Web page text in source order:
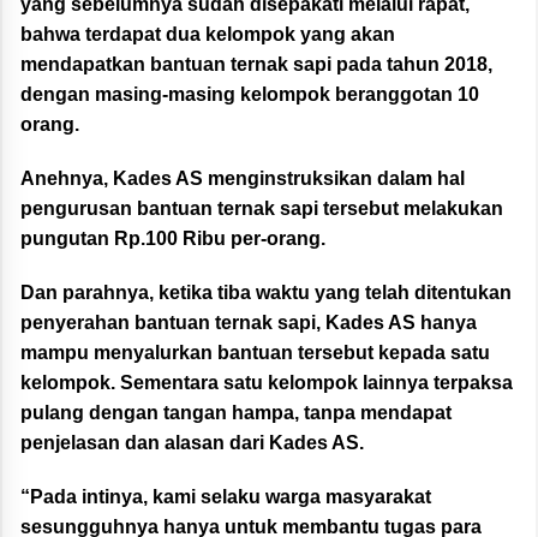
yang sebelumnya sudah disepakati melalui rapat,
bahwa terdapat dua kelompok yang akan
mendapatkan bantuan ternak sapi pada tahun 2018,
dengan masing-masing kelompok beranggotan 10
orang.
Anehnya, Kades AS menginstruksikan dalam hal
pengurusan bantuan ternak sapi tersebut melakukan
pungutan Rp.100 Ribu per-orang.
Dan parahnya, ketika tiba waktu yang telah ditentukan
penyerahan bantuan ternak sapi, Kades AS hanya
mampu menyalurkan bantuan tersebut kepada satu
kelompok. Sementara satu kelompok lainnya terpaksa
pulang dengan tangan hampa, tanpa mendapat
penjelasan dan alasan dari Kades AS.
“Pada intinya, kami selaku warga masyarakat
sesungguhnya hanya untuk membantu tugas para